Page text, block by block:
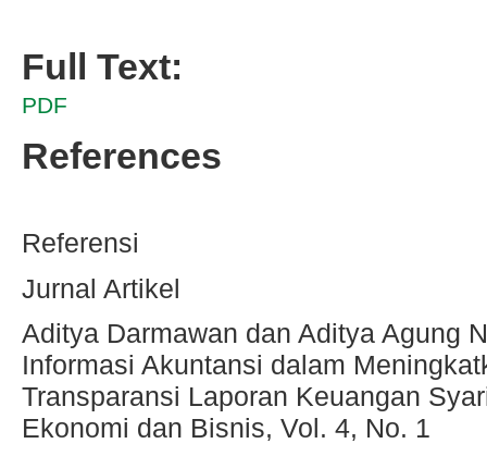
Full Text:
PDF
References
Referensi
Jurnal Artikel
Aditya Darmawan dan Aditya Agung
Informasi Akuntansi dalam
Transparansi Laporan Keuangan
Ekonomi dan Bisnis, Vol. 4, No. 1